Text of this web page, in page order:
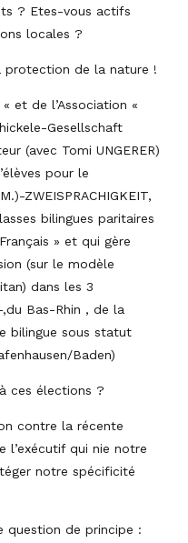
? Etes-vous actifs
locales ?
protection de la nature !
et de l’Association «
Gesellschaft
(avec Tomi UNGERER)
pour le
ZWEISPRACHIGKEIT,
bilingues paritaires
» et qui gère
(sur le modèle
dans les 3
Bas-Rhin , de la
bilingue sous statut
Baden)
ces élections ?
contre la récente
l’exécutif qui nie notre
notre spécificité
question de principe :